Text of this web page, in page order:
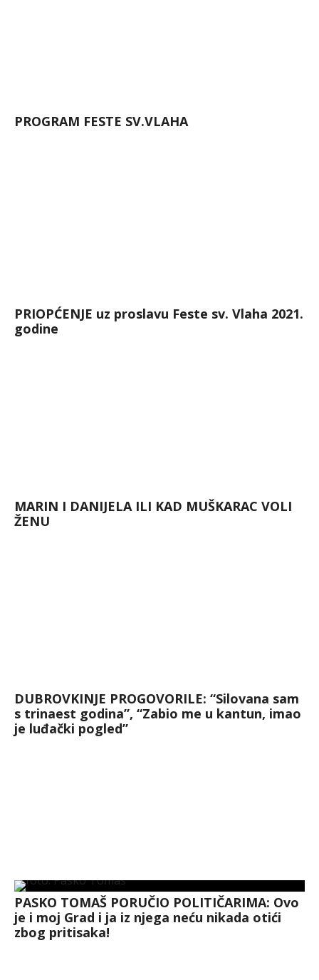
PROGRAM FESTE SV.VLAHA
PRIOPĆENJE uz proslavu Feste sv. Vlaha 2021.
godine
MARIN I DANIJELA ILI KAD MUŠKARAC VOLI
ŽENU
DUBROVKINJE PROGOVORILE: “Silovana sam
s trinaest godina”, “Zabio me u kantun, imao
je luđački pogled”
PASKO TOMAŠ PORUČIO POLITIČARIMA: Ovo
je i moj Grad i ja iz njega neću nikada otići
zbog pritisaka!